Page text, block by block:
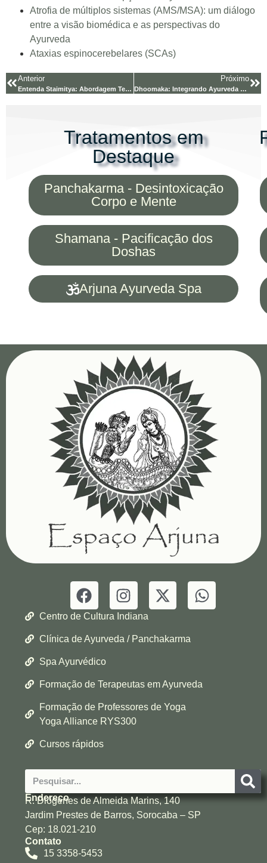
Atrofia de múltiplos sistemas (AMS/MSA): um diálogo
entre a visão biomédica e as perspectivas do
Ayurveda
Ataxias espinocerebelares (SCAs)
Anterior
Entenda Staimitya: Abordagem Terapêutica
Próximo
Dhoomaka: Integrando Ayurveda e Medicina
Tratamentos em
Destaque
Panchakarma - Desintoxicação
Corpo e Mente
Shamana - Pacificação dos
Doshas
Arjuna Ayurveda Spa
Centro de Cultura Indiana
Clínica de Ayurveda / Panchakarma
Spa Ayurvédico
Formação de Terapeutas em Ayurveda
Formação de Professores de Yoga
Yoga Alliance RYS300
Cursos rápidos
Endereço
R. Diógenes de Almeida Marins, 140
Jardim Prestes de Barros, Sorocaba – SP
Cep: 18.021-210
Contato
15 3358-5453